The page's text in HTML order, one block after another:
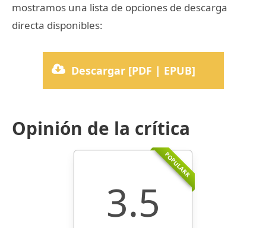
mostramos una lista de opciones de descarga
directa disponibles:
Descargar [PDF | EPUB]
Opinión de la crítica
POPULARR
3.5